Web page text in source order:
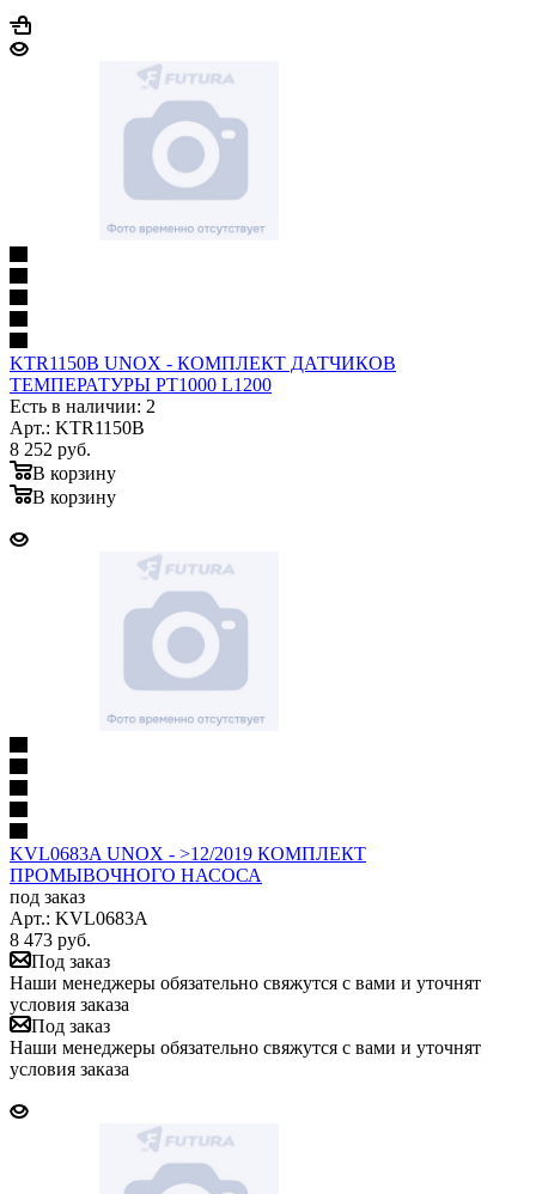
KTR1150B UNOX - КОМПЛЕКТ ДАТЧИКОВ
ТЕМПЕРАТУРЫ PT1000 L1200
Есть в наличии: 2
Арт.: KTR1150B
8 252 руб.
В корзину
В корзину
KVL0683A UNOX - >12/2019 КОМПЛЕКТ
ПРОМЫВОЧНОГО НАСОСА
под заказ
Арт.: KVL0683A
8 473 руб.
Под заказ
Наши менеджеры обязательно свяжутся с вами и уточнят
условия заказа
Под заказ
Наши менеджеры обязательно свяжутся с вами и уточнят
условия заказа